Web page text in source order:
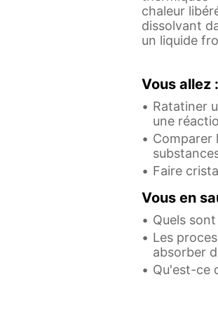
chaleur
dissolvant
un liquide
Vous allez :
Ratatiner
une
Comparer
Faire
Vous en
Quels
Les
absorber
Qu'est-ce